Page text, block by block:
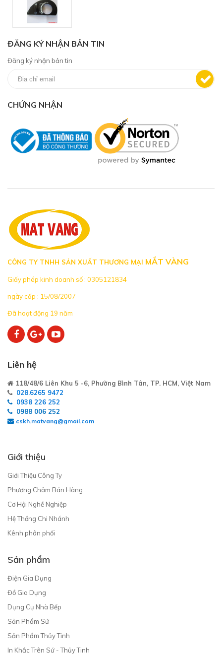
ĐĂNG KÝ NHẬN BẢN TIN
Đăng ký nhận bản tin
CHỨNG NHẬN
CÔNG TY TNHH SẢN XUẤT THƯƠNG MẠI MẮT VÀNG
Giấy phép kinh doanh số : 0305121834
ngày cấp : 15/08/2007
Đã hoạt động 19 năm
Liên hệ
118/48/6 Liên Khu 5 -6, Phường Bình Tân, TP. HCM, Việt Nam
028.6265 9472
0938 226 252
0988 006 252
cskh.matvang@gmail.com
Giới thiệu
Giới Thiệu Công Ty
Phương Châm Bán Hàng
Cơ Hội Nghề Nghiệp
Hệ Thống Chi Nhánh
Kênh phân phối
Sản phẩm
Điện Gia Dụng
Đồ Gia Dụng
Dụng Cụ Nhà Bếp
Sản Phẩm Sứ
Sản Phẩm Thủy Tinh
In Khắc Trên Sứ - Thủy Tinh